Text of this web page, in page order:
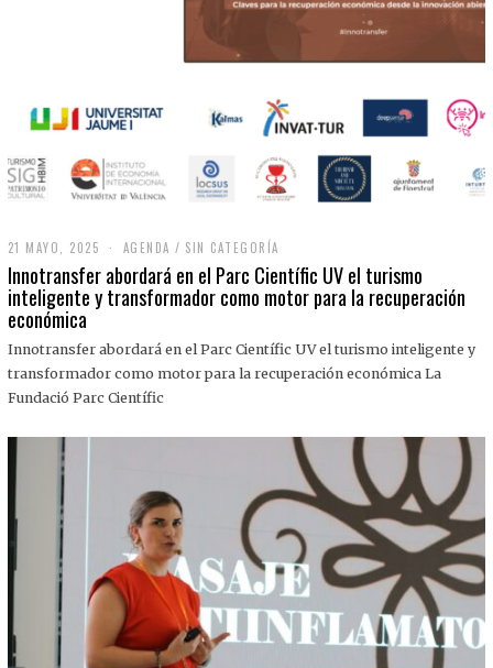
21 MAYO, 2025
M
A
Y
,
0
2
AGENDA / SIN CATEGORÍA
Innotransfer abordará en el Parc Científic UV el turismo
inteligente y transformador como motor para la recuperación
económica
Innotransfer abordará en el Parc Científic UV el turismo inteligente y
transformador como motor para la recuperación económica La
Fundació Parc Científic